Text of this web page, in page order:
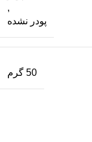
,
پودر نشده
50 گرم